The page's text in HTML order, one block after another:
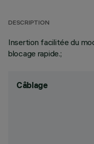
DESCRIPTION
Insertion facilitée du
blocage rapide.;
Câblage